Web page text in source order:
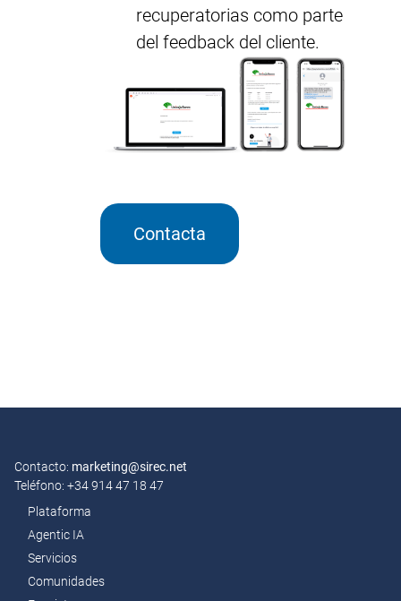
recuperatorias como parte
del feedback del cliente.
Contacta
Contacto: marketing@sirec.net
Teléfono: +34 914 47 18 47
Plataforma
Agentic IA
Servicios
Comunidades